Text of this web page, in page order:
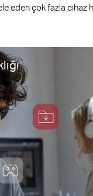
eden çok fazla cihaz